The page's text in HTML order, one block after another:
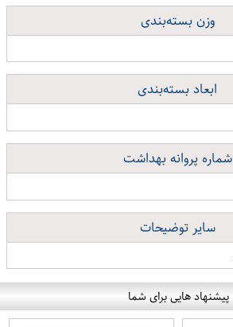
وزن بسته‌بندی
ابعاد بسته‌بندی
شماره پروانه بهداشت
سایر توضیحات
پیشنهاد هایی برای شما